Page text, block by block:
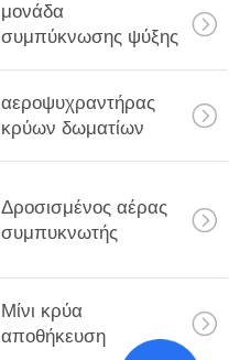
μονάδα
συμπύκνωσης ψύξης
αεροψυχραντήρας
κρύων δωματίων
Δροσισμένος αέρας
συμπυκνωτής
Μίνι κρύα
αποθήκευση